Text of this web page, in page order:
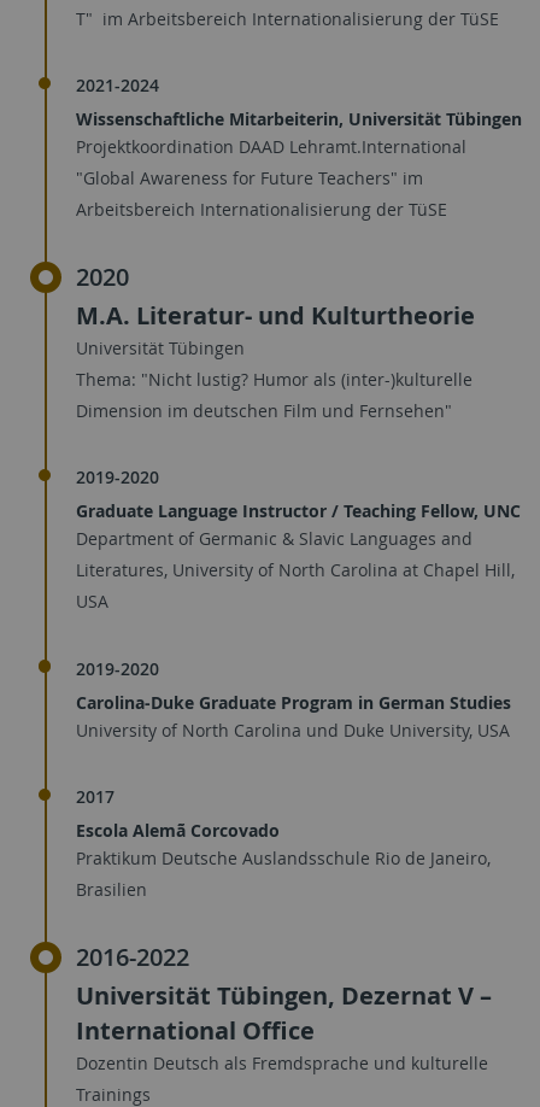
T" im Arbeitsbereich Internationalisierung der TüSE
2021-2024
Wissenschaftliche Mitarbeiterin, Universität Tübingen
Projektkoordination DAAD Lehramt.International
"Global Awareness for Future Teachers" im
Arbeitsbereich Internationalisierung der TüSE
2020
M.A. Literatur- und Kulturtheorie
Universität Tübingen
Thema: "Nicht lustig? Humor als (inter-)kulturelle
Dimension im deutschen Film und Fernsehen"
2019-2020
Graduate Language Instructor / Teaching Fellow, UNC
Department of Germanic & Slavic Languages and
Literatures, University of North Carolina at Chapel Hill,
USA
2019-2020
Carolina-Duke Graduate Program in German Studies
University of North Carolina und Duke University, USA
2017
Escola Alemã Corcovado
Praktikum Deutsche Auslandsschule Rio de Janeiro,
Brasilien
2016-2022
Universität Tübingen, Dezernat V –
International Office
Dozentin Deutsch als Fremdsprache und kulturelle
Trainings